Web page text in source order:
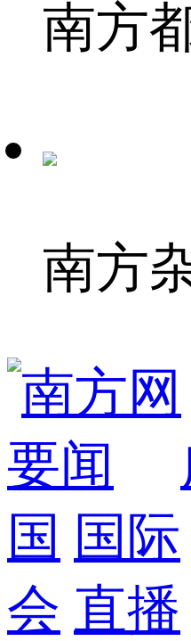
南方
南方
要闻
国 国际
会 直播